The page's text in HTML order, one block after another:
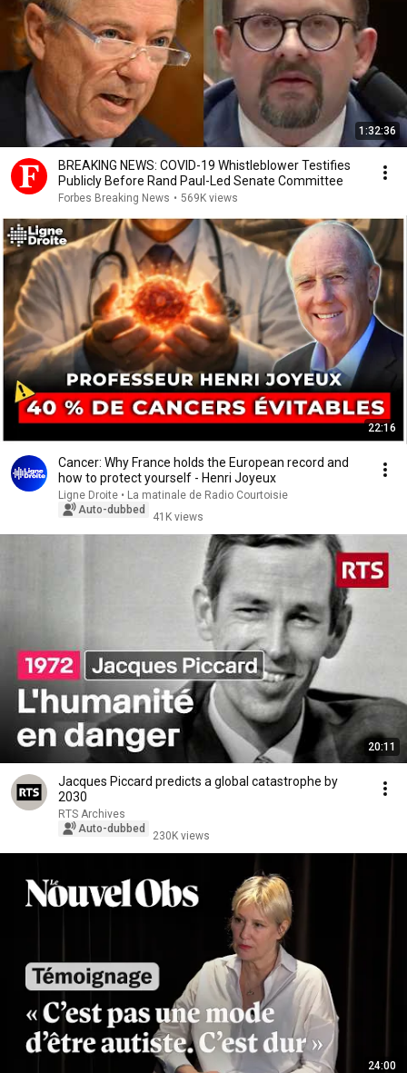
1:32:36
BREAKING NEWS: COVID-19 Whistleblower Testifies
Publicly Before Rand Paul-Led Senate Committee
Forbes Breaking News • 569K views
22:16
Cancer: Why France holds the European record and
how to protect yourself - Henri Joyeux
Ligne Droite • La matinale de Radio Courtoisie
Auto-dubbed
41K views
20:11
Jacques Piccard predicts a global catastrophe by
2030
RTS Archives
Auto-dubbed
230K views
24:00